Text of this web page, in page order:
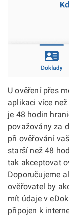
U ověření přes
aplikaci více
je 48 hodin
považovány za
při ověřování
starší než 48
tak akceptovat
Doporučujeme
ověřovatel by
mít údaje v
připojen k